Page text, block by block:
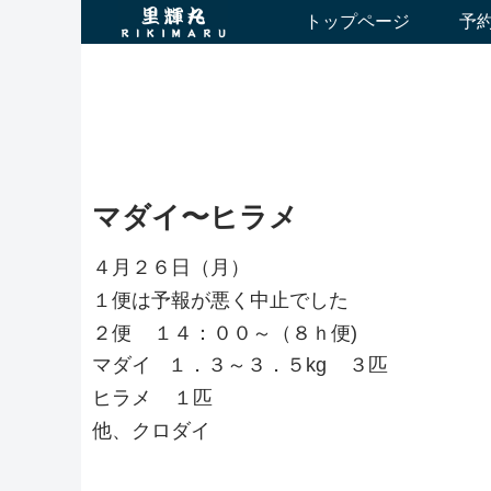
トップページ 予
マダイ〜ヒラメ
４月２６日（月）
１便は予報が悪く中止でした
２便 １４：００～（８ｈ便)
マダイ １．３～３．５kg ３匹
ヒラメ １匹
他、クロダイ